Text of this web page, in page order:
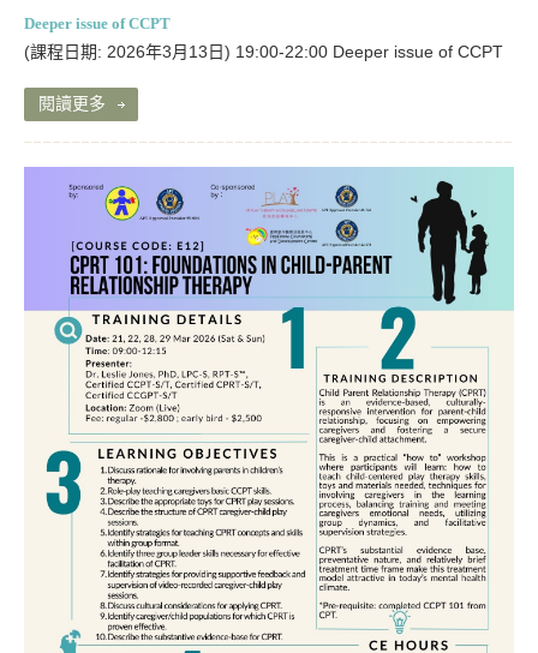
Deeper issue of CCPT
(課程日期: 2026年3月13日) 19:00-22:00 Deeper issue of CCPT
閱讀更多